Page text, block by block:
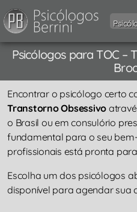
Psicólogos para TOC –
Encontrar o psicólogo certo
Transtorno Obsessivo
o Brasil ou em consulório
fundamental para o seu
profissionais está pronta
Escolha um dos psicólogos
disponível para agendar sua